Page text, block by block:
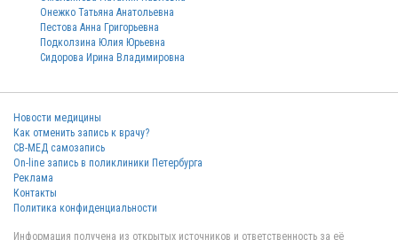
Онежко Татьяна Анатольевна
Пестова Анна Григорьевна
Подколзина Юлия Юрьевна
Сидорова Ирина Владимировна
Новости медицины
Как отменить запись к врачу?
СВ-МЕД самозапись
On-line запись в поликлиники Петербурга
Реклама
Контакты
Политика конфиденциальности
Информация получена из открытых источников и ответственность за её